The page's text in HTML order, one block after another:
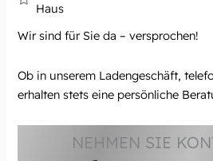
Haus
Wir sind für Sie da – versprochen!
Ob in unserem Ladengeschäft,
erhalten stets eine persönliche
NEHMEN SIE